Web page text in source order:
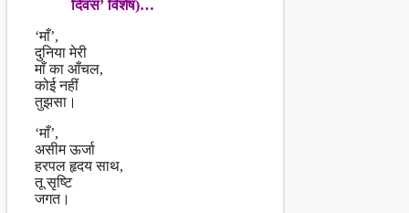
दिवस’ विशेष)…
‘माँ’,
दुनिया मेरी
माँ का आँचल,
कोई नहीं
तुझसा।
‘माँ’,
असीम ऊर्जा
हरपल हृदय साथ,
तू सृष्टि
जगत।